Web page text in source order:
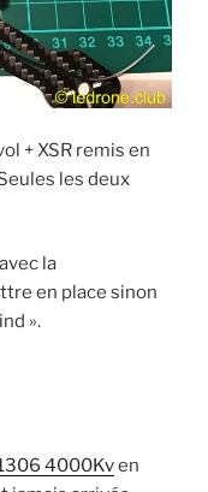
+ XSR remis en
les deux
la
en place sinon
».
4000Kven